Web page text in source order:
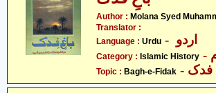
Author : Molana Syed
Translator :
Language : Urdu
Category : Islamic History
Topic : Bagh-e-Fidak فدک